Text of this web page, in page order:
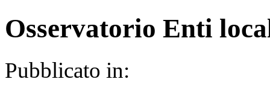
Osservatorio Enti
Pubblicato in: